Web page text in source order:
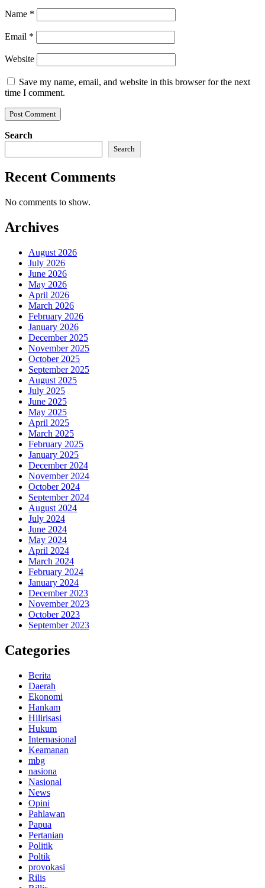
Name *
Email *
Website
Save my name, email, and website in this browser for the next
time I comment.
Search
Search
Recent Comments
No comments to show.
Archives
August 2026
July 2026
June 2026
May 2026
April 2026
March 2026
February 2026
January 2026
December 2025
November 2025
October 2025
September 2025
August 2025
July 2025
June 2025
May 2025
April 2025
March 2025
February 2025
January 2025
December 2024
November 2024
October 2024
September 2024
August 2024
July 2024
June 2024
May 2024
April 2024
March 2024
February 2024
January 2024
December 2023
November 2023
October 2023
September 2023
Categories
Berita
Daerah
Ekonomi
Hankam
Hilirisasi
Hukum
Internasional
Keamanan
mbg
nasiona
Nasional
News
Opini
Pahlawan
Papua
Pertanian
Politik
Poltik
provokasi
Rilis